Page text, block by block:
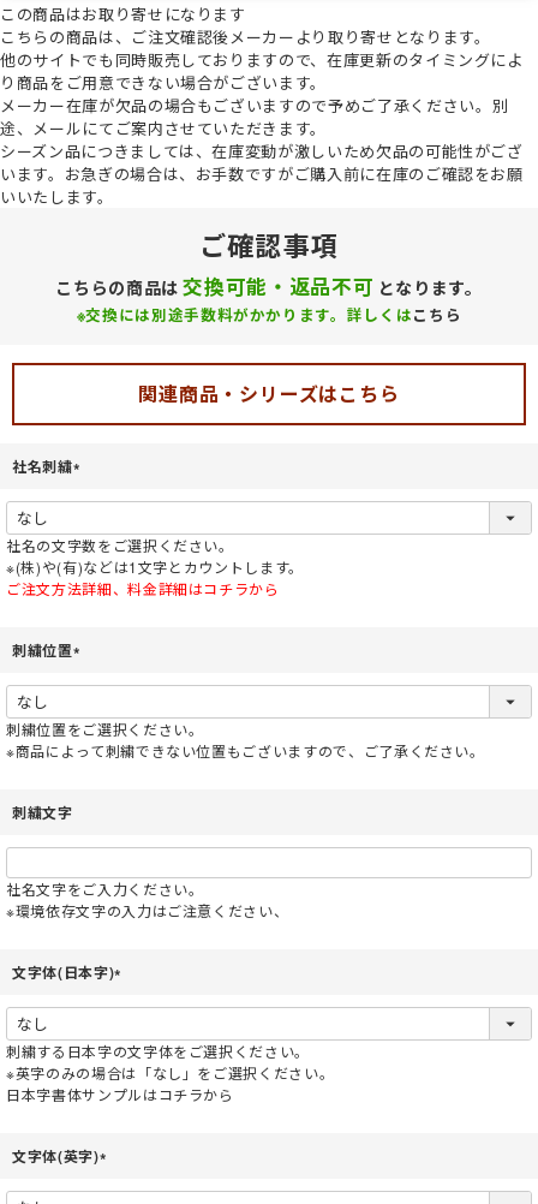
この商品はお取り寄せ になります
こちらの商品は、ご注文確認後メーカーより取り寄せとなります。
他のサイトでも同時販売しておりますので、在庫更新のタイミングによ
り商品をご用意できない場合がございます。
メーカー在庫が欠品の場合もございますので予めご了承ください。 別
途、メールにてご案内させていただきます。
シーズン品につきましては、在庫変動が激しいため欠品の可能性がござ
います。お急ぎの場合は、お手数ですがご購入前に在庫のご確認をお願
いいたします。
ご確認事項
こちらの商品は 交換可能・返品不可 となります。
※交換には別途手数料がかかります。詳しくはこちら
関連商品・シリーズはこちら
社名刺繍
須
)
社名の文字数をご選択ください。
※(株)や(有)などは1文字とカウントします。
ご注文方法詳細、料金詳細はコチラから
刺繍位置
須
)
刺繍位置をご選択ください。
※商品によって刺繍できない位置もございますので、ご了承ください。
刺繍文字
社名文字をご入力ください。
※環境依存文字の入力はご注意ください、
文字体(日本字)
須
)
刺繍する日本字の文字体をご選択ください。
※英字のみの場合は「なし」をご選択ください。
日本字書体サンプルはコチラから
文字体(英字)